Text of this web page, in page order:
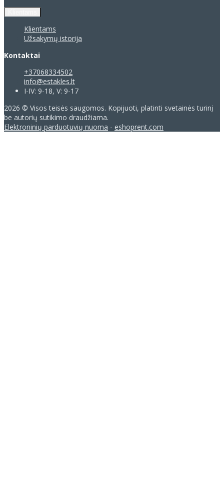
Klientams
Užsakymų istorija
Kontaktai
+37068334502
info@estakles.lt
I-IV: 9-18, V: 9-17
2026 © Visos teisės saugomos. Kopijuoti, platinti svetainės turinį
be autorių sutikimo draudžiama.
Elektroninių parduotuvių nuoma - eshoprent.com